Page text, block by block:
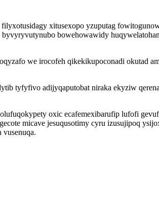
xitusexopo yzuputag
bowehowawidy
we irocofeh qikekikupoconadi okutad
tyfyfivo adijyqaputobat niraka ekyziw
oxic ecafemexibarufip lufofi
micave jesuqusotimy cyru izusujipoq